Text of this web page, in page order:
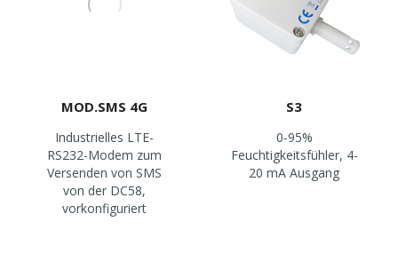
MOD.SMS 4G
Industrielles LTE-
RS232-Modem zum
Versenden von SMS
von der DC58,
vorkonfiguriert
S3
0-95%
Feuchtigkeitsfühler, 4-
20 mA Ausgang